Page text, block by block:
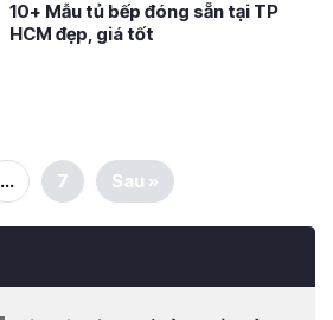
10+ Mẫu tủ bếp đóng sẵn tại TP
HCM đẹp, giá tốt
… 7 Sau »